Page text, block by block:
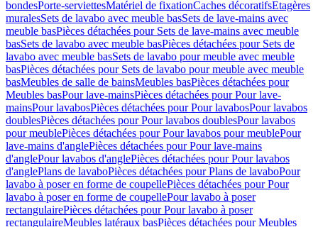
bondesPorte-serviettesMatériel de fixationCaches décoratifsEtagères
muralesSets de lavabo avec meuble basSets de lave-mains avec
meuble basPièces détachées pour Sets de lave-mains avec meuble
basSets de lavabo avec meuble basPièces détachées pour Sets de
lavabo avec meuble basSets de lavabo pour meuble avec meuble
basPièces détachées pour Sets de lavabo pour meuble avec meuble
basMeubles de salle de bainsMeubles basPièces détachées pour
Meubles basPour lave-mainsPièces détachées pour Pour lave-
mainsPour lavabosPièces détachées pour Pour lavabosPour lavabos
doublesPièces détachées pour Pour lavabos doublesPour lavabos
pour meublePièces détachées pour Pour lavabos pour meublePour
lave-mains d'anglePièces détachées pour Pour lave-mains
d'anglePour lavabos d'anglePièces détachées pour Pour lavabos
d'anglePlans de lavaboPièces détachées pour Plans de lavaboPour
lavabo à poser en forme de coupellePièces détachées pour Pour
lavabo à poser en forme de coupellePour lavabo à poser
rectangulairePièces détachées pour Pour lavabo à poser
rectangulaireMeubles latéraux basPièces détachées pour Meubles